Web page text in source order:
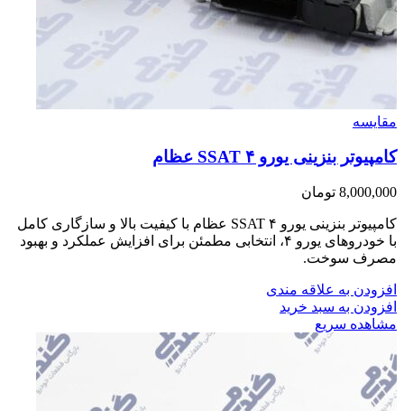
مقایسه
کامپیوتر بنزینی یورو ۴ SSAT عظام
8,000,000 تومان
کامپیوتر بنزینی یورو ۴ SSAT عظام با کیفیت بالا و سازگاری کامل
با خودروهای یورو ۴، انتخابی مطمئن برای افزایش عملکرد و بهبود
مصرف سوخت.
افزودن به علاقه مندی
افزودن به سبد خرید
مشاهده سریع